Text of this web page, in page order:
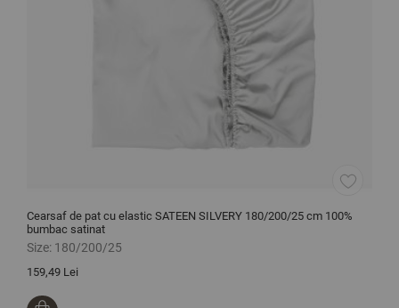
Cearsaf de pat cu elastic SATEEN SILVERY 180/200/25 cm 100%
bumbac satinat
Size: 180/200/25
159,49 Lei